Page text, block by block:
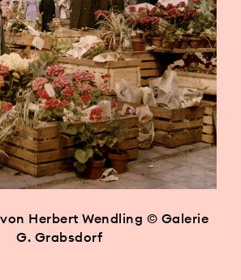
Herbert Wendling © Galerie
G. Grabsdorf